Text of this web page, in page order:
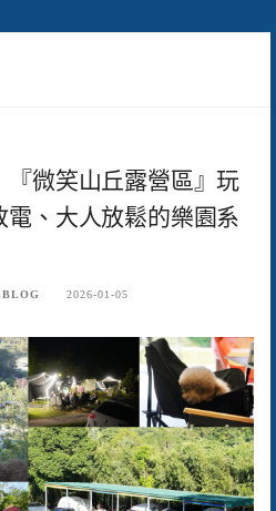
『微笑山丘露營區』玩
、大人放鬆的樂園系
2026-01-05